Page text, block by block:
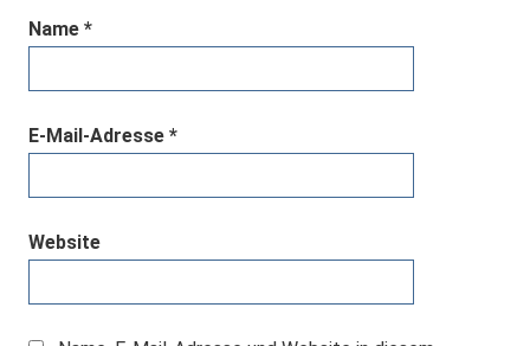
Name *
E-Mail-Adresse *
Website